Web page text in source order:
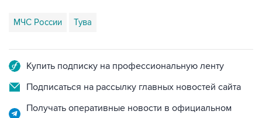
МЧС России Тува
Купить подписку на профессиональную ленту
Подписаться на рассылку главных новостей сайта
Получать оперативные новости в официальном